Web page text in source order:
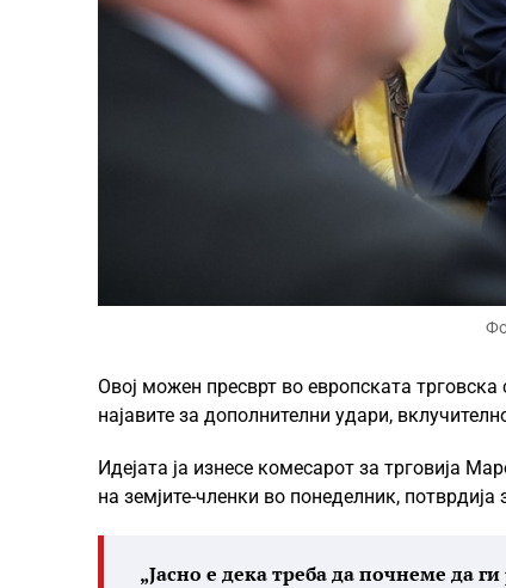
Овој можен пресврт во европската
најавите за дополнителни удари,
Идејата ја изнесе комесарот за трговија
на земјите-членки во понеделник,
„Јасно е дека треба да почнеме да